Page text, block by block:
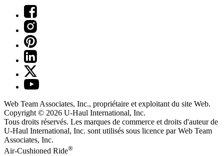
Web Team Associates, Inc., propriétaire et exploitant du site Web.
Copyright © 2026 U-Haul International, Inc.
Tous droits réservés. Les marques de commerce et droits d'auteur de
U-Haul International, Inc. sont utilisés sous licence par Web Team
Associates, Inc.
Air-Cushioned Ride®